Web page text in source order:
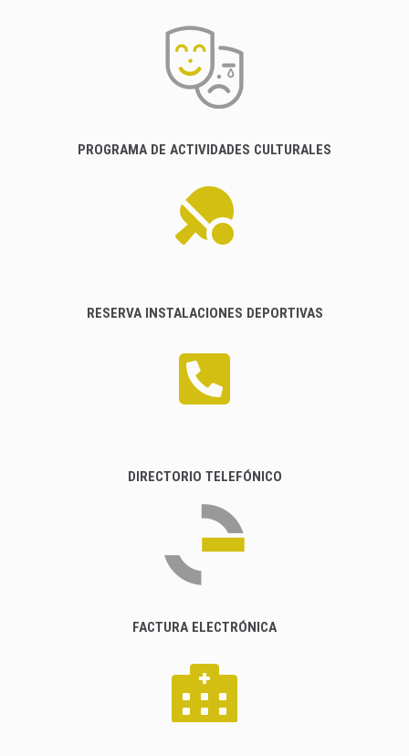
PROGRAMA DE ACTIVIDADES CULTURALES
RESERVA INSTALACIONES DEPORTIVAS
DIRECTORIO TELEFÓNICO
FACTURA ELECTRÓNICA